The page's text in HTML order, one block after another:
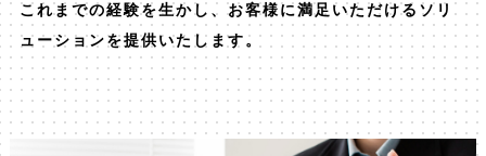
これまでの経験を生かし、お客様に満足いただけるソリ
ューションを提供いたします。